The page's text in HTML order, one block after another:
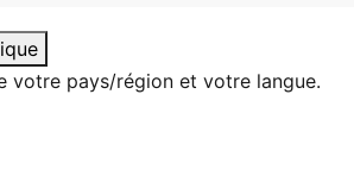
votre pays/région et votre langue.